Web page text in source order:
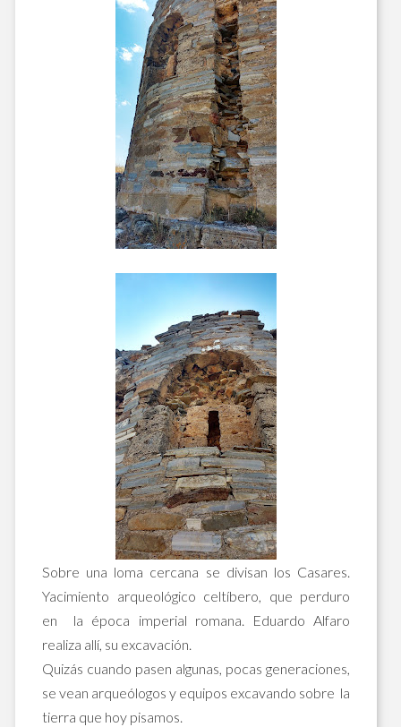
Sobre una loma cercana se divisan los Casares.
Yacimiento arqueológico celtíbero, que perduro
en la época imperial romana. Eduardo Alfaro
realiza allí, su excavación.
Quizás cuando pasen algunas, pocas generaciones,
se vean arqueólogos y equipos excavando sobre la
tierra que hoy pisamos.